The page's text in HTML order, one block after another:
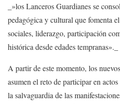
_»los Lanceros Guardianes se
pedagógica y cultural que fomenta
sociales, liderazgo, participación
histórica desde edades tempranas»._
A partir de este momento, los
asumen el reto de participar en
la salvaguardia de las